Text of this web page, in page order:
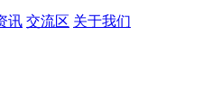
讯 交流区 关于我们